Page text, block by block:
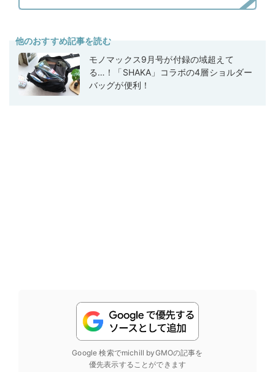
他のおすすめ記事を読む
モノマックス9月号が付録の域超えて
る…！「SHAKA」コラボの4層ショルダー
バッグが便利！
Google 検索でmichill byGMOの記事を
優先表示することができます